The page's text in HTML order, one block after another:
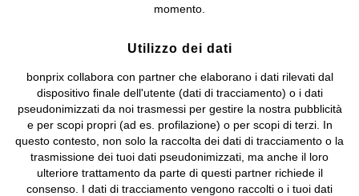
momento.
Utilizzo dei dati
bonprix collabora con partner che elaborano i dati rilevati dal
dispositivo finale dell'utente (dati di tracciamento) o i dati
pseudonimizzati da noi trasmessi per gestire la nostra pubblicità
e per scopi propri (ad es. profilazione) o per scopi di terzi. In
questo contesto, non solo la raccolta dei dati di tracciamento o la
trasmissione dei tuoi dati pseudonimizzati, ma anche il loro
ulteriore trattamento da parte di questi partner richiede il
consenso. I dati di tracciamento vengono raccolti o i tuoi dati